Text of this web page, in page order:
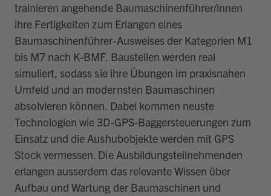
trainieren angehende Baumaschinenführer/innen
ihre Fertigkeiten zum Erlangen eines
Baumaschinenführer-Ausweises der Kategorien M1
bis M7 nach K-BMF. Baustellen werden real
simuliert, sodass sie ihre Übungen im praxisnahen
Umfeld und an modernsten Baumaschinen
absolvieren können. Dabei kommen neuste
Technologien wie 3D-GPS-Baggersteuerungen zum
Einsatz und die Aushubobjekte werden mit GPS
Stock vermessen. Die Ausbildungsteilnehmenden
erlangen ausserdem das relevante Wissen über
Aufbau und Wartung der Baumaschinen und